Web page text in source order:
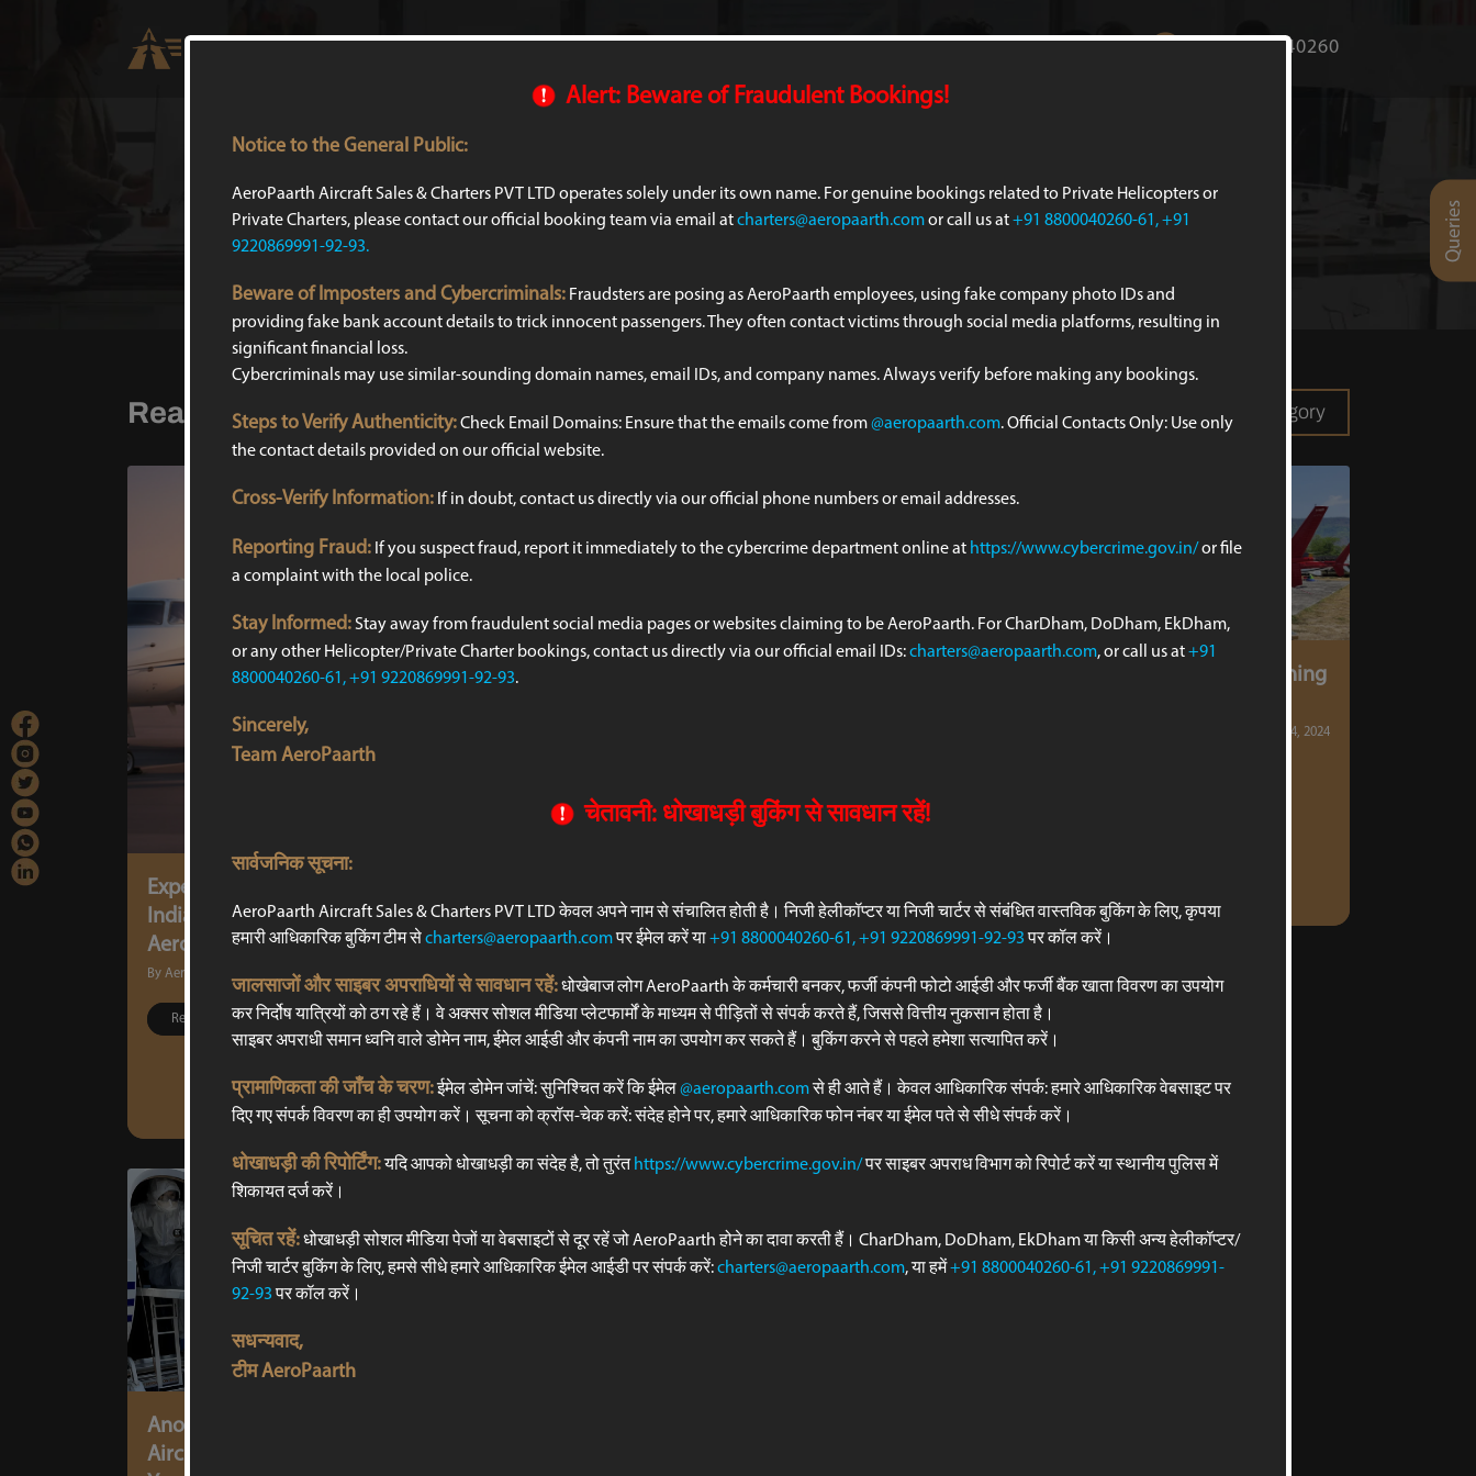
Home About Us Services Milestones Contact Us Pay Now +91-8800040260
Queries
BLOG
Read Articles
Experience the Future of Air Travel in
India: On-Demand & Jet-Sharing with
AeroPaarth
By Aeropaarth October 13, 2025
Read More
Aviation’s Expansion Beyond Metros
By Aeropaarth September 24, 2025
Read More
How Helicopter Yatras Are Redefining
December 24, 2024
Another high flight: AeroPaarth
Aircraft Sales & Charters Pvt Ltd –
Alert: Beware of Fraudulent Bookings!
Notice to the General Public:
AeroPaarth Aircraft Sales & Charters PVT LTD operates solely under its own name. For genuine bookings related to Private Helicopters or
Private Charters, please contact our official booking team via email atcharters@aeropaarth.comor call us at+91 8800040260-61, +91
9220869991-92-93.
Beware of Imposters and Cybercriminals: Fraudsters are posing as AeroPaarth employees, using fake company photo IDs and
providing fake bank account details to trick innocent passengers. They often contact victims through social media platforms, resulting in
significant financial loss.
Cybercriminals may use similar-sounding domain names, email IDs, and company names. Always verify before making any bookings.
Steps to Verify Authenticity:Check Email Domains: Ensure that the emails come from@aeropaarth.com. Official Contacts Only: Use only
the contact details provided on our official website.
Cross-Verify Information: If in doubt, contact us directly via our official phone numbers or email addresses.
Reporting Fraud: If you suspect fraud, report it immediately to the cybercrime department online at https://www.cybercrime.gov.in/or file
a complaint with the local police.
Stay Informed:Stay away from fraudulent social media pages or websites claiming to be AeroPaarth. For CharDham, DoDham, EkDham,
or any other Helicopter/Private Charter bookings, contact us directly via our official email IDs:charters@aeropaarth.com, or call us at+91
8800040260-61, +91 9220869991-92-93.
Sincerely,
Team AeroPaarth
चेतावनी: धोखाधड़ी बुकिंग से सावधान रहें!
सार्वजनिक सूचना:
AeroPaarth Aircraft Sales & Charters PVT LTD केवल अपने नाम से संचालित होती है। निजी हेलीकॉप्टर या निजी चार्टर से संबंधित वास्तविक बुकिंग के लिए, कृपया
हमारी आधिकारिक बुकिंग टीम सेcharters@aeropaarth.comपर ईमेल करें या+91 8800040260-61, +91 9220869991-92-93पर कॉल करें।
जालसाजों और साइबर अपराधियों से सावधान रहें:धोखेबाज लोग AeroPaarth के कर्मचारी बनकर, फर्जी कंपनी फोटो आईडी और फर्जी बैंक खाता विवरण का उपयोग
कर निर्दोष यात्रियों को ठग रहे हैं। वे अक्सर सोशल मीडिया प्लेटफार्मों के माध्यम से पीड़ितों से संपर्क करते हैं, जिससे वित्तीय नुकसान होता है।
साइबर अपराधी समान ध्वनि वाले डोमेन नाम, ईमेल आईडी और कंपनी नाम का उपयोग कर सकते हैं। बुकिंग करने से पहले हमेशा सत्यापित करें।
प्रामाणिकता की जाँच के चरण:ईमेल डोमेन जांचें: सुनिश्चित करें कि ईमेल@aeropaarth.comसे ही आते हैं। केवल आधिकारिक संपर्क: हमारे आधिकारिक वेबसाइट पर
दिए गए संपर्क विवरण का ही उपयोग करें। सूचना को क्रॉस-चेक करें: संदेह होने पर, हमारे आधिकारिक फोन नंबर या ईमेल पते से सीधे संपर्क करें।
धोखाधड़ी की रिपोर्टिंग:यदि आपको धोखाधड़ी का संदेह है, तो तुरंत https://www.cybercrime.gov.in/पर साइबर अपराध विभाग को रिपोर्ट करें या स्थानीय पुलिस में
शिकायत दर्ज करें।
सूचित रहें:धोखाधड़ी सोशल मीडिया पेजों या वेबसाइटों से दूर रहें जो AeroPaarth होने का दावा करती हैं। CharDham, DoDham, EkDham या किसी अन्य हेलीकॉप्टर/
निजी चार्टर बुकिंग के लिए, हमसे सीधे हमारे आधिकारिक ईमेल आईडी पर संपर्क करें:charters@aeropaarth.com, या हमें+91 8800040260-61, +91 9220869991-
92-93पर कॉल करें।
सधन्यवाद,
टीम AeroPaarth